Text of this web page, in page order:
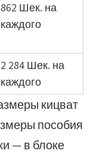
862 Шек. на
каждого
2 284 Шек. на
каждого
кицват
пособия
— в блоке